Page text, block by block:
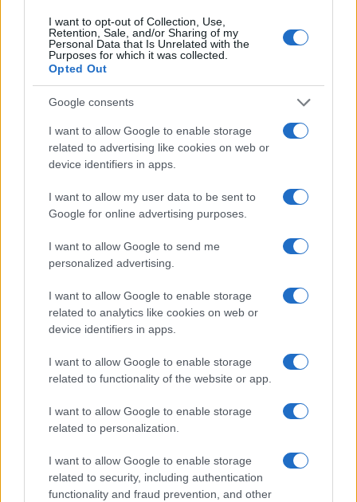
I want to opt-out of Collection, Use,
Retention, Sale, and/or Sharing of my
Personal Data that Is Unrelated with the
Purposes for which it was collected.
Opted Out
Google consents
I want to allow Google to enable storage
related to advertising like cookies on web or
device identifiers in apps.
I want to allow my user data to be sent to
Google for online advertising purposes.
I want to allow Google to send me
personalized advertising.
I want to allow Google to enable storage
related to analytics like cookies on web or
device identifiers in apps.
I want to allow Google to enable storage
related to functionality of the website or app.
I want to allow Google to enable storage
related to personalization.
I want to allow Google to enable storage
related to security, including authentication
functionality and fraud prevention, and other
Incidente a Baia Sardinia, scontro tra auto e
moto: un ferito
Olbia, le previsioni meteo per lunedì 10 agosto
2026
Le ultime offerte di lavoro a Olbia e in Gallura
Cumuli di rifiuti a Santa Teresa Gallura, la
NECROLOGIE